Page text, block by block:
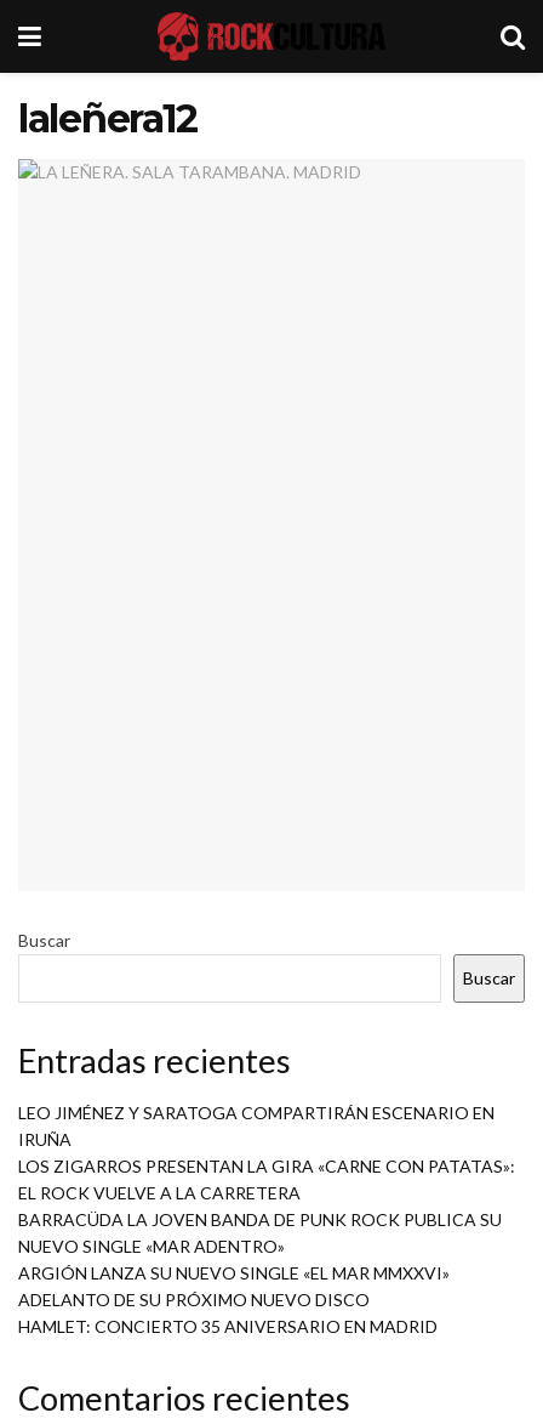
laleñera12
Buscar
Buscar
Entradas recientes
LEO JIMÉNEZ Y SARATOGA COMPARTIRÁN ESCENARIO EN
IRUÑA
LOS ZIGARROS PRESENTAN LA GIRA «CARNE CON PATATAS»:
EL ROCK VUELVE A LA CARRETERA
BARRACÜDA LA JOVEN BANDA DE PUNK ROCK PUBLICA SU
NUEVO SINGLE «MAR ADENTRO»
ARGIÓN LANZA SU NUEVO SINGLE «EL MAR MMXXVI»
ADELANTO DE SU PRÓXIMO NUEVO DISCO
HAMLET: CONCIERTO 35 ANIVERSARIO EN MADRID
Comentarios recientes